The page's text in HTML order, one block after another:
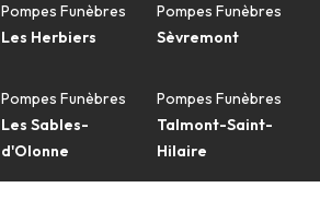
Pompes Funèbres
Les Herbiers
Pompes Funèbres
Les Sables-
d'Olonne
Pompes Funèbres
Sèvremont
Pompes Funèbres
Talmont-Saint-
Hilaire